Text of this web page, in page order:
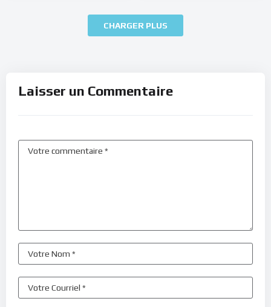
CHARGER PLUS
Laisser un Commentaire